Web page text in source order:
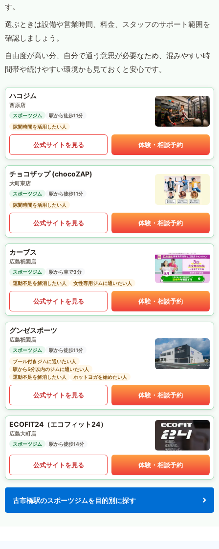
す。
選ぶときは設備や営業時間、料金、スタッフのサポート範囲を
確認しましょう。
自由度が高い分、自分で通う意思が必要なため、混みやすい時
間帯や続けやすい環境かも見ておくと安心です。
ハコジム
西原店
スポーツジム
駅から徒歩11分
隙間時間を活用したい人
公式サイトを見る 体験・相談予約
チョコザップ (chocoZAP)
大町東店
スポーツジム
駅から徒歩11分
隙間時間を活用したい人
公式サイトを見る 体験・相談予約
カーブス
広島祇園店
スポーツジム
駅から車で3分
運動不足を解消したい人
女性専用ジムに通いたい人
公式サイトを見る 体験・相談予約
グンゼスポーツ
広島祇園店
スポーツジム
駅から徒歩11分
プール付きジムに通いたい人
駅から5分以内のジムに通いたい人
運動不足を解消したい人
ホットヨガを始めたい人
公式サイトを見る 体験・相談予約
ECOFIT24（エコフィット24）
広島大町店
スポーツジム 駅から徒歩14分
公式サイトを見る 体験・相談予約
古市橋駅のスポーツジムを目的別に探す